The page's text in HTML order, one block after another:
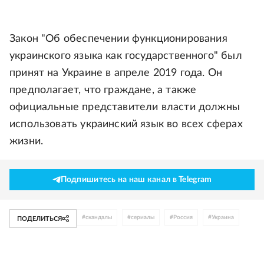
Закон "Об обеспечении функционирования
украинского языка как государственного" был
принят на Украине в апреле 2019 года. Он
предполагает, что граждане, а также
официальные представители власти должны
использовать украинский язык во всех сферах
жизни.
Подпишитесь на наш канал в Telegram
ПОДЕЛИТЬСЯ #скандалы #сериалы # Россия #Украина